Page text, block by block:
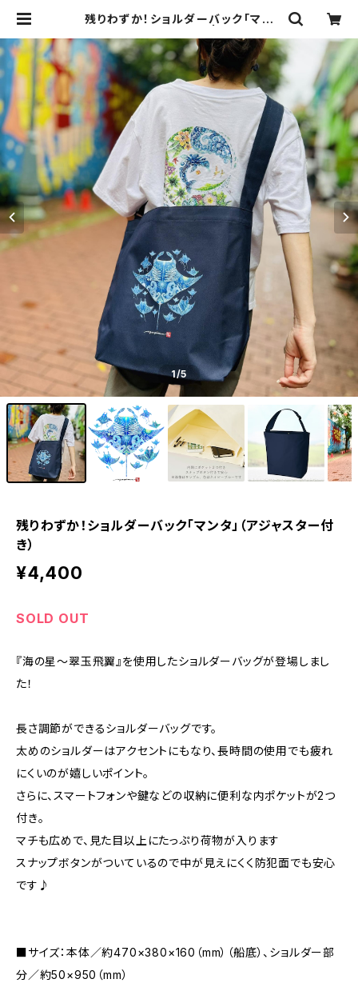
残りわずか！ショルダーバック「マン
Masayuki Yogi-Goods Series
1/5
残りわずか！ショルダーバック「マンタ」（アジャスター付
き）
¥4,400
SOLD OUT
『海の星〜翠玉飛翼』を使用したショルダーバッグが登場しまし
た！
長さ調節ができるショルダーバッグです。
太めのショルダーはアクセントにもなり、長時間の使用でも疲れ
にくいのが嬉しいポイント。
さらに、スマートフォンや鍵などの収納に便利な内ポケットが2つ
付き。
マチも広めで、見た目以上にたっぷり荷物が入ります
スナップボタンがついているので中が見えにくく防犯面でも安心
です♪
■サイズ：本体／約470×380×160（mm）（船底）、ショルダー部
分／約50×950（mm）